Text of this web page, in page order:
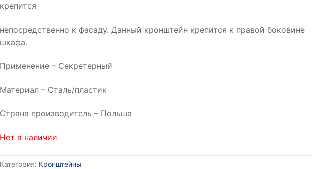
крепится
непосредственно к фасаду. Данный кронштейн крепится к правой боковине
шкафа.
Применение – Секретерный
Материал – Сталь/пластик
Страна производитель – Польша
Нет в наличии
Категория: Кронштейны